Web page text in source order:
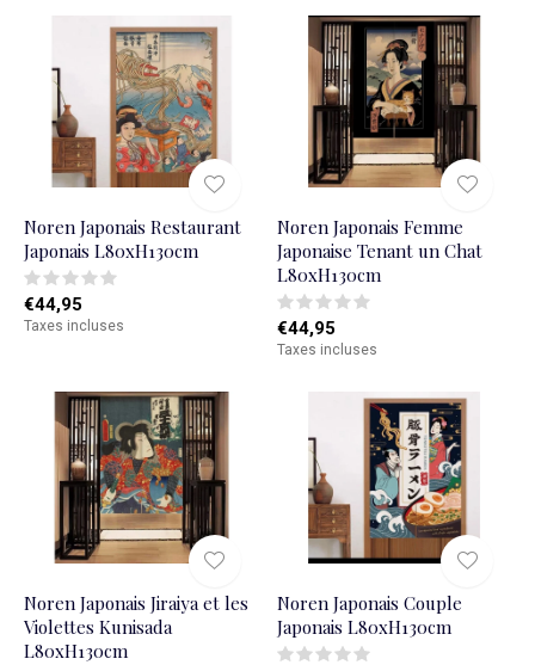
Noren Japonais Restaurant
Japonais L80xH130cm
€44,95
Taxes incluses
Noren Japonais Femme
Japonaise Tenant un Chat
L80xH130cm
€44,95
Taxes incluses
Noren Japonais Jiraiya et les
Violettes Kunisada
L80xH130cm
Noren Japonais Couple
Japonais L80xH130cm